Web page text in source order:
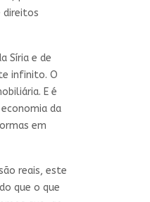
direitos
Síria e de
infinito. O
E é
da
em
reais, este
que o que